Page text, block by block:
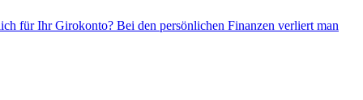
für Ihr Girokonto? Bei den persönlichen Finanzen verliert man